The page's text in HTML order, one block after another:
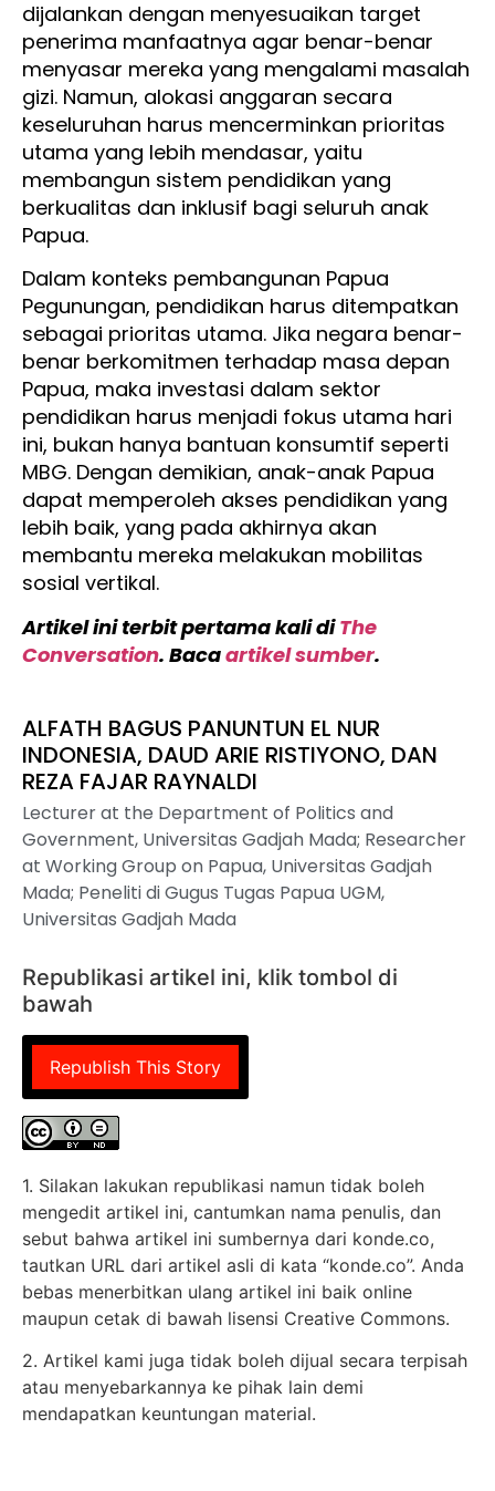
dijalankan dengan menyesuaikan target
penerima manfaatnya agar benar-benar
menyasar mereka yang mengalami masalah
gizi. Namun, alokasi anggaran secara
keseluruhan harus mencerminkan prioritas
utama yang lebih mendasar, yaitu
membangun sistem pendidikan yang
berkualitas dan inklusif bagi seluruh anak
Papua.
Dalam konteks pembangunan Papua
Pegunungan, pendidikan harus ditempatkan
sebagai prioritas utama. Jika negara benar-
benar berkomitmen terhadap masa depan
Papua, maka investasi dalam sektor
pendidikan harus menjadi fokus utama hari
ini, bukan hanya bantuan konsumtif seperti
MBG. Dengan demikian, anak-anak Papua
dapat memperoleh akses pendidikan yang
lebih baik, yang pada akhirnya akan
membantu mereka melakukan mobilitas
sosial vertikal.
Artikel ini terbit pertama kali diThe
Conversation. Bacaartikel sumber.
ALFATH BAGUS PANUNTUN EL NUR
INDONESIA, DAUD ARIE RISTIYONO, DAN
REZA FAJAR RAYNALDI
Lecturer at the Department of Politics and
Government, Universitas Gadjah Mada; Researcher
at Working Group on Papua, Universitas Gadjah
Mada; Peneliti di Gugus Tugas Papua UGM,
Universitas Gadjah Mada
Republikasi artikel ini, klik tombol di
bawah
Republish This Story
1. Silakan lakukan republikasi namun tidak boleh
mengedit artikel ini, cantumkan nama penulis, dan
sebut bahwa artikel ini sumbernya dari konde.co,
tautkan URL dari artikel asli di kata “konde.co”. Anda
bebas menerbitkan ulang artikel ini baik online
maupun cetak di bawah lisensi Creative Commons.
2. Artikel kami juga tidak boleh dijual secara terpisah
atau menyebarkannya ke pihak lain demi
mendapatkan keuntungan material.